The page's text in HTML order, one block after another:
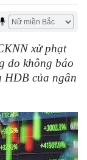
xử phạt
do không báo
HDB của ngân